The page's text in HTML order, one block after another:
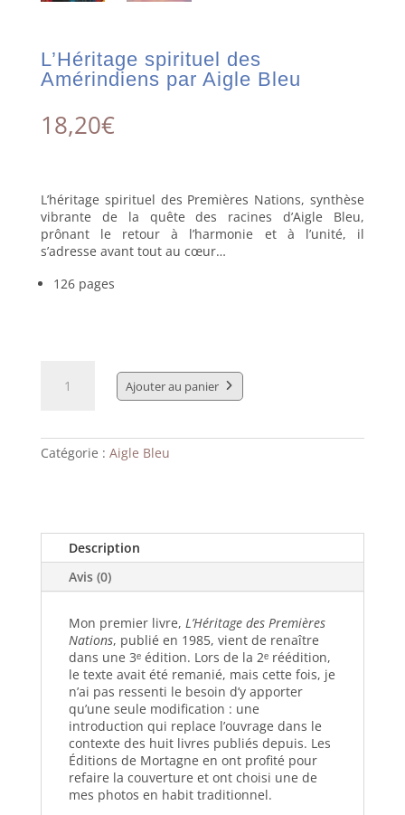
L’Héritage spirituel des
Amérindiens par Aigle Bleu
18,20€
L’héritage spirituel des Premières Nations, synthèse
vibrante de la quête des racines d’Aigle Bleu,
prônant le retour à l’harmonie et à l’unité, il
s’adresse avant tout au cœur…
126 pages
des
Amérindiens
Ajouter au panier
Catégorie : Aigle Bleu
Description
Avis (0)
Mon premier livre, L’Héritage des Premières
Nations, publié en 1985, vient de renaître
dans une 3ᵉ édition. Lors de la 2ᵉ réédition,
le texte avait été remanié, mais cette fois, je
n’ai pas ressenti le besoin d’y apporter
qu’une seule modification : une
introduction qui replace l’ouvrage dans le
contexte des huit livres publiés depuis. Les
Éditions de Mortagne en ont profité pour
refaire la couverture et ont choisi une de
mes photos en habit traditionnel.